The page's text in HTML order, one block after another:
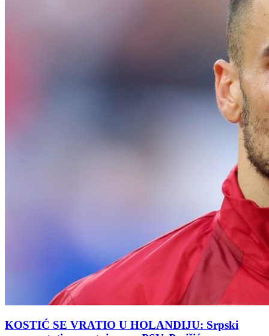
KOSTIĆ SE VRATIO U HOLANDIJU: Srpski